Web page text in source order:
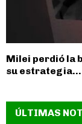
Milei perdió la
su estrategia...
ÚLTIMAS